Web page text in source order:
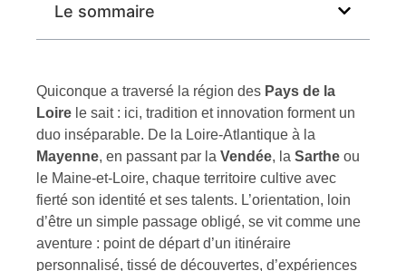
Le sommaire
Quiconque a traversé la région des Pays de la
Loire le sait : ici, tradition et innovation forment un
duo inséparable. De la Loire-Atlantique à la
Mayenne, en passant par la Vendée, la Sarthe ou
le Maine-et-Loire, chaque territoire cultive avec
fierté son identité et ses talents. L’orientation, loin
d’être un simple passage obligé, se vit comme une
aventure : point de départ d’un itinéraire
personnalisé, tissé de découvertes, d’expériences